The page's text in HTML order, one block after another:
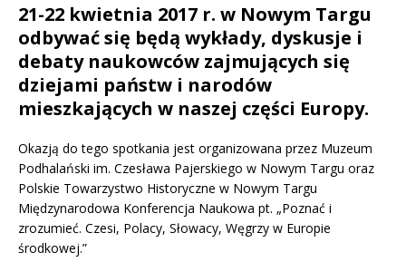
21-22 kwietnia 2017 r. w Nowym Targu
odbywać się będą wykłady, dyskusje i
debaty naukowców zajmujących się
dziejami państw i narodów
mieszkających w naszej części Europy.
Okazją do tego spotkania jest organizowana przez Muzeum
Podhalański im. Czesława Pajerskiego w Nowym Targu oraz
Polskie Towarzystwo Historyczne w Nowym Targu
Międzynarodowa Konferencja Naukowa pt. „Poznać i
zrozumieć. Czesi, Polacy, Słowacy, Węgrzy w Europie
środkowej.”